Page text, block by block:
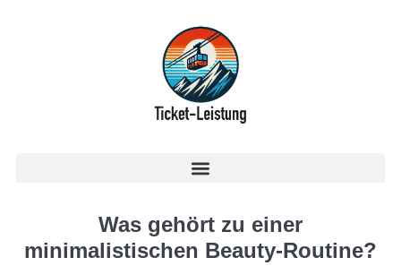
Was gehört zu einer
minimalistischen Beauty-Routine?